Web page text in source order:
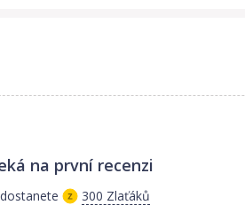
na první recenzi
300 Zlaťáků